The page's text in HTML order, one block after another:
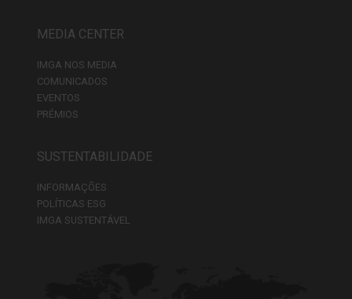
MEDIA CENTER
IMGA NOS MEDIA
COMUNICADOS
EVENTOS
PRÉMIOS
SUSTENTABILIDADE
INFORMAÇÕES
POLÍTICAS ESG
IMGA SUSTENTÁVEL